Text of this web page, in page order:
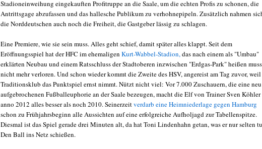
Stadioneinweihung eingekauften Profitruppe an die Saale, um die echten Profis zu schonen, die
Antrittsgage abzufassen und das hallesche Publikum zu verhohnepipeln. Zusätzlich nahmen
die Norddeutschen auch noch die Freiheit, die Gastgeber lässig zu schlagen.
Eine Premiere, wie sie sein muss. Alles geht schief, damit später alles klappt. Seit dem
Eröffnungsspiel hat der HFC im ehemaligen Kurt-Wabbel-Stadion, das nach einem als "Umbau"
erklärten Neubau und einem Ratsschluss der Stadtoberen inzwischen "Erdgas-Park" heißen
nicht mehr verloren. Und schon wieder kommt die Zweite des HSV, angereist am Tag zuvor,
Traditionsklub das Punktspiel ernst nimmt. Nützt nicht viel: Vor 7.000 Zuschauern, die eine neu
aufgebrochenen Fußballeuphorie an der Saale bezeugen, macht die Elf von Trainer Sven Köhler
anno 2012 alles besser als noch 2010. Seinerzeitverdarb eine Heimniederlage gegen Hamburg
schon zu Frühjahrsbeginn alle Aussichten auf eine erfolgreiche Aufholjagd zur Tabellenspitze.
Diesmal ist das Spiel gerade drei Minuten alt, da hat Toni Lindenhahn getan, was er nur selten
Den Ball ins Netz schießen.